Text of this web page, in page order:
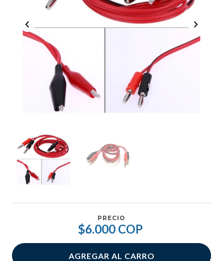
PRECIO
$6.000 COP
AGREGAR AL CARRO